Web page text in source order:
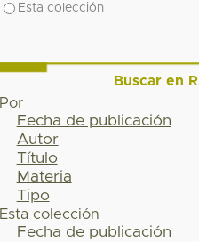
Esta colección
Buscar en RI
Por
Fecha de publicación
Autor
Título
Materia
Tipo
Esta colección
Fecha de publicación